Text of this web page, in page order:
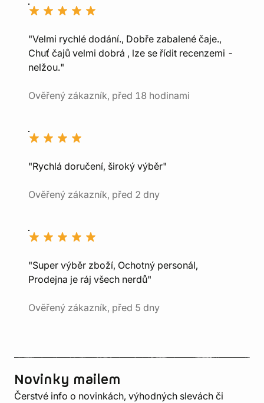
"Velmi rychlé dodání., Dobře zabalené čaje.,
Chuť čajů velmi dobrá , lze se řídit recenzemi -
nelžou."
Ověřený zákazník, před 18 hodinami
"Rychlá doručení, široký výběr"
Ověřený zákazník, před 2 dny
"Super výběr zboží, Ochotný personál,
Prodejna je ráj všech nerdů"
Ověřený zákazník, před 5 dny
Novinky mailem
Čerstvé info o novinkách, výhodných slevách či